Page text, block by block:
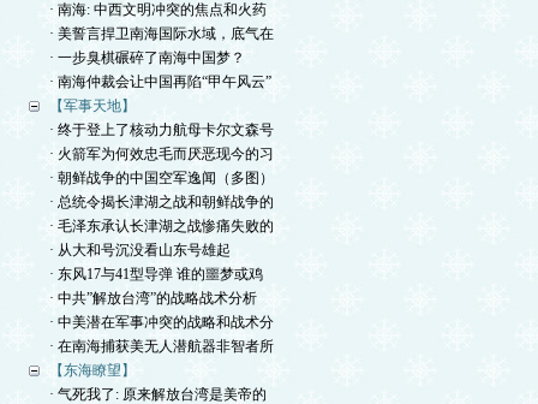
· 南海: 中西文明冲突的焦点和火药
· 美誓言捍卫南海国际水域，底气在
· 一步臭棋碾碎了南海中国梦？
· 南海仲裁会让中国再陷“甲午风云”
【军事天地】
· 终于登上了核动力航母卡尔文森号
· 火箭军为何效忠毛而厌恶现今的习
· 朝鲜战争的中国空军逸闻（多图）
· 总统令揭长津湖之战和朝鲜战争的
· 毛泽东承认长津湖之战惨痛失败的
· 从大和号沉没看山东号雄起
· 东风17与41型导弹 谁的噩梦或鸡
· 中共”解放台湾”的战略战术分析
· 中美潜在军事冲突的战略和战术分
· 在南海捕获美无人潜航器非智者所
【东海瞭望】
· 气死我了: 原来解放台湾是美帝的